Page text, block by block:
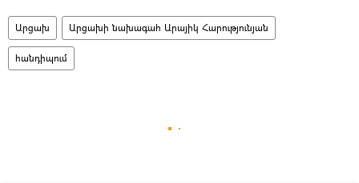
Արցախ Արցախի նախագահ Արայիկ Հարությունյան
հանդիպում